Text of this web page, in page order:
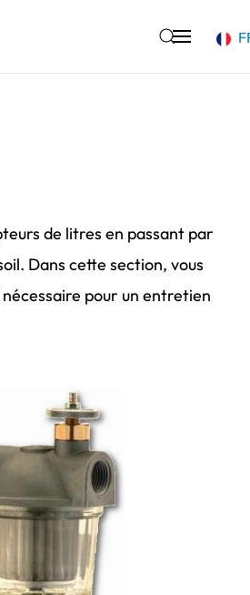
de litres en passant par
Dans cette section, vous
pour un entretien